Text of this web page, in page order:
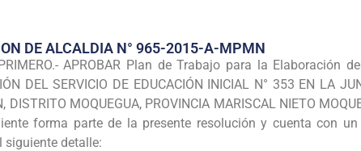
DE ALCALDIA N° 965-2015-A-MPMN
APROBAR Plan de Trabajo para la Elaboración
DEL SERVICIO DE EDUCACIÓN INICIAL N° 353 EN LA
DISTRITO MOQUEGUA, PROVINCIA MARISCAL NIETO
forma parte de la presente resolución y cuenta con
siguiente detalle: